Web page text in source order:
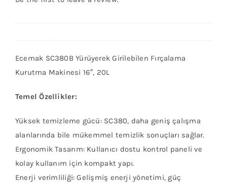
Ecemak SC380B Yürüyerek Girilebilen Fırçalama
Kurutma Makinesi 16″, 20L
Temel Özellikler:
Yüksek temizleme gücü: SC380, daha geniş çalışma
alanlarında bile mükemmel temizlik sonuçları sağlar.
Ergonomik Tasarım: Kullanıcı dostu kontrol paneli ve
kolay kullanım için kompakt yapı.
Enerji verimliliği: Gelişmiş enerji yönetimi, güç